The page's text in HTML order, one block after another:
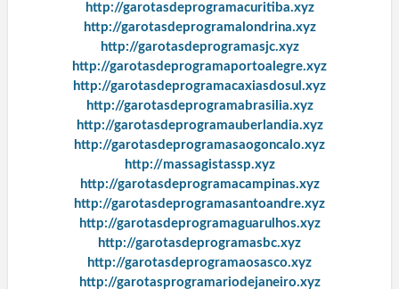
http://garotasdeprogramacuritiba.xyz
http://garotasdeprogramalondrina.xyz
http://garotasdeprogramasjc.xyz
http://garotasdeprogramaportoalegre.xyz
http://garotasdeprogramacaxiasdosul.xyz
http://garotasdeprogramabrasilia.xyz
http://garotasdeprogramauberlandia.xyz
http://garotasdeprogramasaogoncalo.xyz
http://massagistassp.xyz
http://garotasdeprogramacampinas.xyz
http://garotasdeprogramasantoandre.xyz
http://garotasdeprogramaguarulhos.xyz
http://garotasdeprogramasbc.xyz
http://garotasdeprogramaosasco.xyz
http://garotasprogramariodejaneiro.xyz